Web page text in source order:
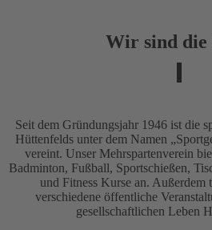
Wir sind die
Seit dem Gründungsjahr 1946 ist die
Hüttenfelds unter dem Namen
vereint. Unser Mehrspartenverein
Badminton, Fußball, Sportschießen,
und Fitness Kurse an. Außerdem
verschiedene öffentliche
gesellschaftlichen Leben